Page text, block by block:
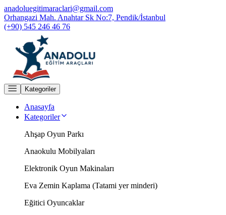
anadoluegitimaraclari@gmail.com
Orhangazi Mah. Anahtar Sk No:7, Pendik/İstanbul
(+90) 545 246 46 76
Kategoriler
Anasayfa
Kategoriler
Ahşap Oyun Parkı
Anaokulu Mobilyaları
Elektronik Oyun Makinaları
Eva Zemin Kaplama (Tatami yer minderi)
Eğitici Oyuncaklar